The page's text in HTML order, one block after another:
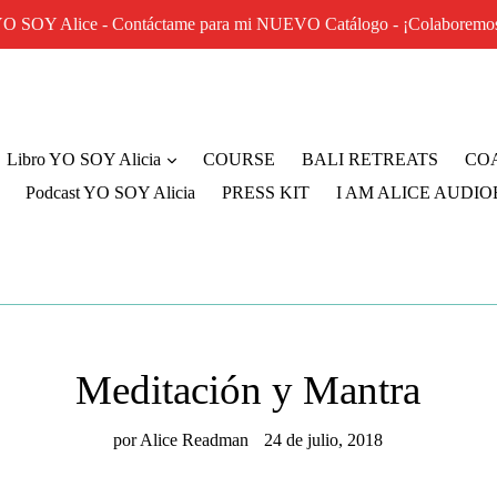
SOY Alice - Contáctame para mi NUEVO Catálogo -
Libro YO SOY Alicia COURSE BALI RETREATS
Podcast YO SOY Alicia PRESS KIT I AM ALICE
Meditación y Mantra
por Alice Readman 24 de julio, 2018